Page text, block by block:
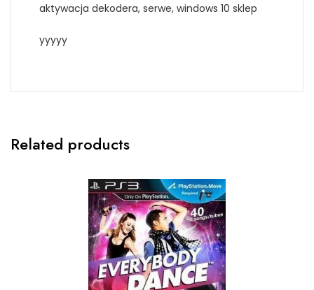
aktywacja dekodera, serwe, windows 10 sklep
yyyyy
Related products